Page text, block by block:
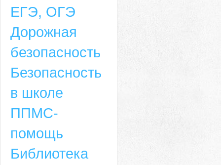
ЕГЭ, ОГЭ
Дорожная
безопасность
Безопасность
в школе
ППМС-
помощь
Библиотека